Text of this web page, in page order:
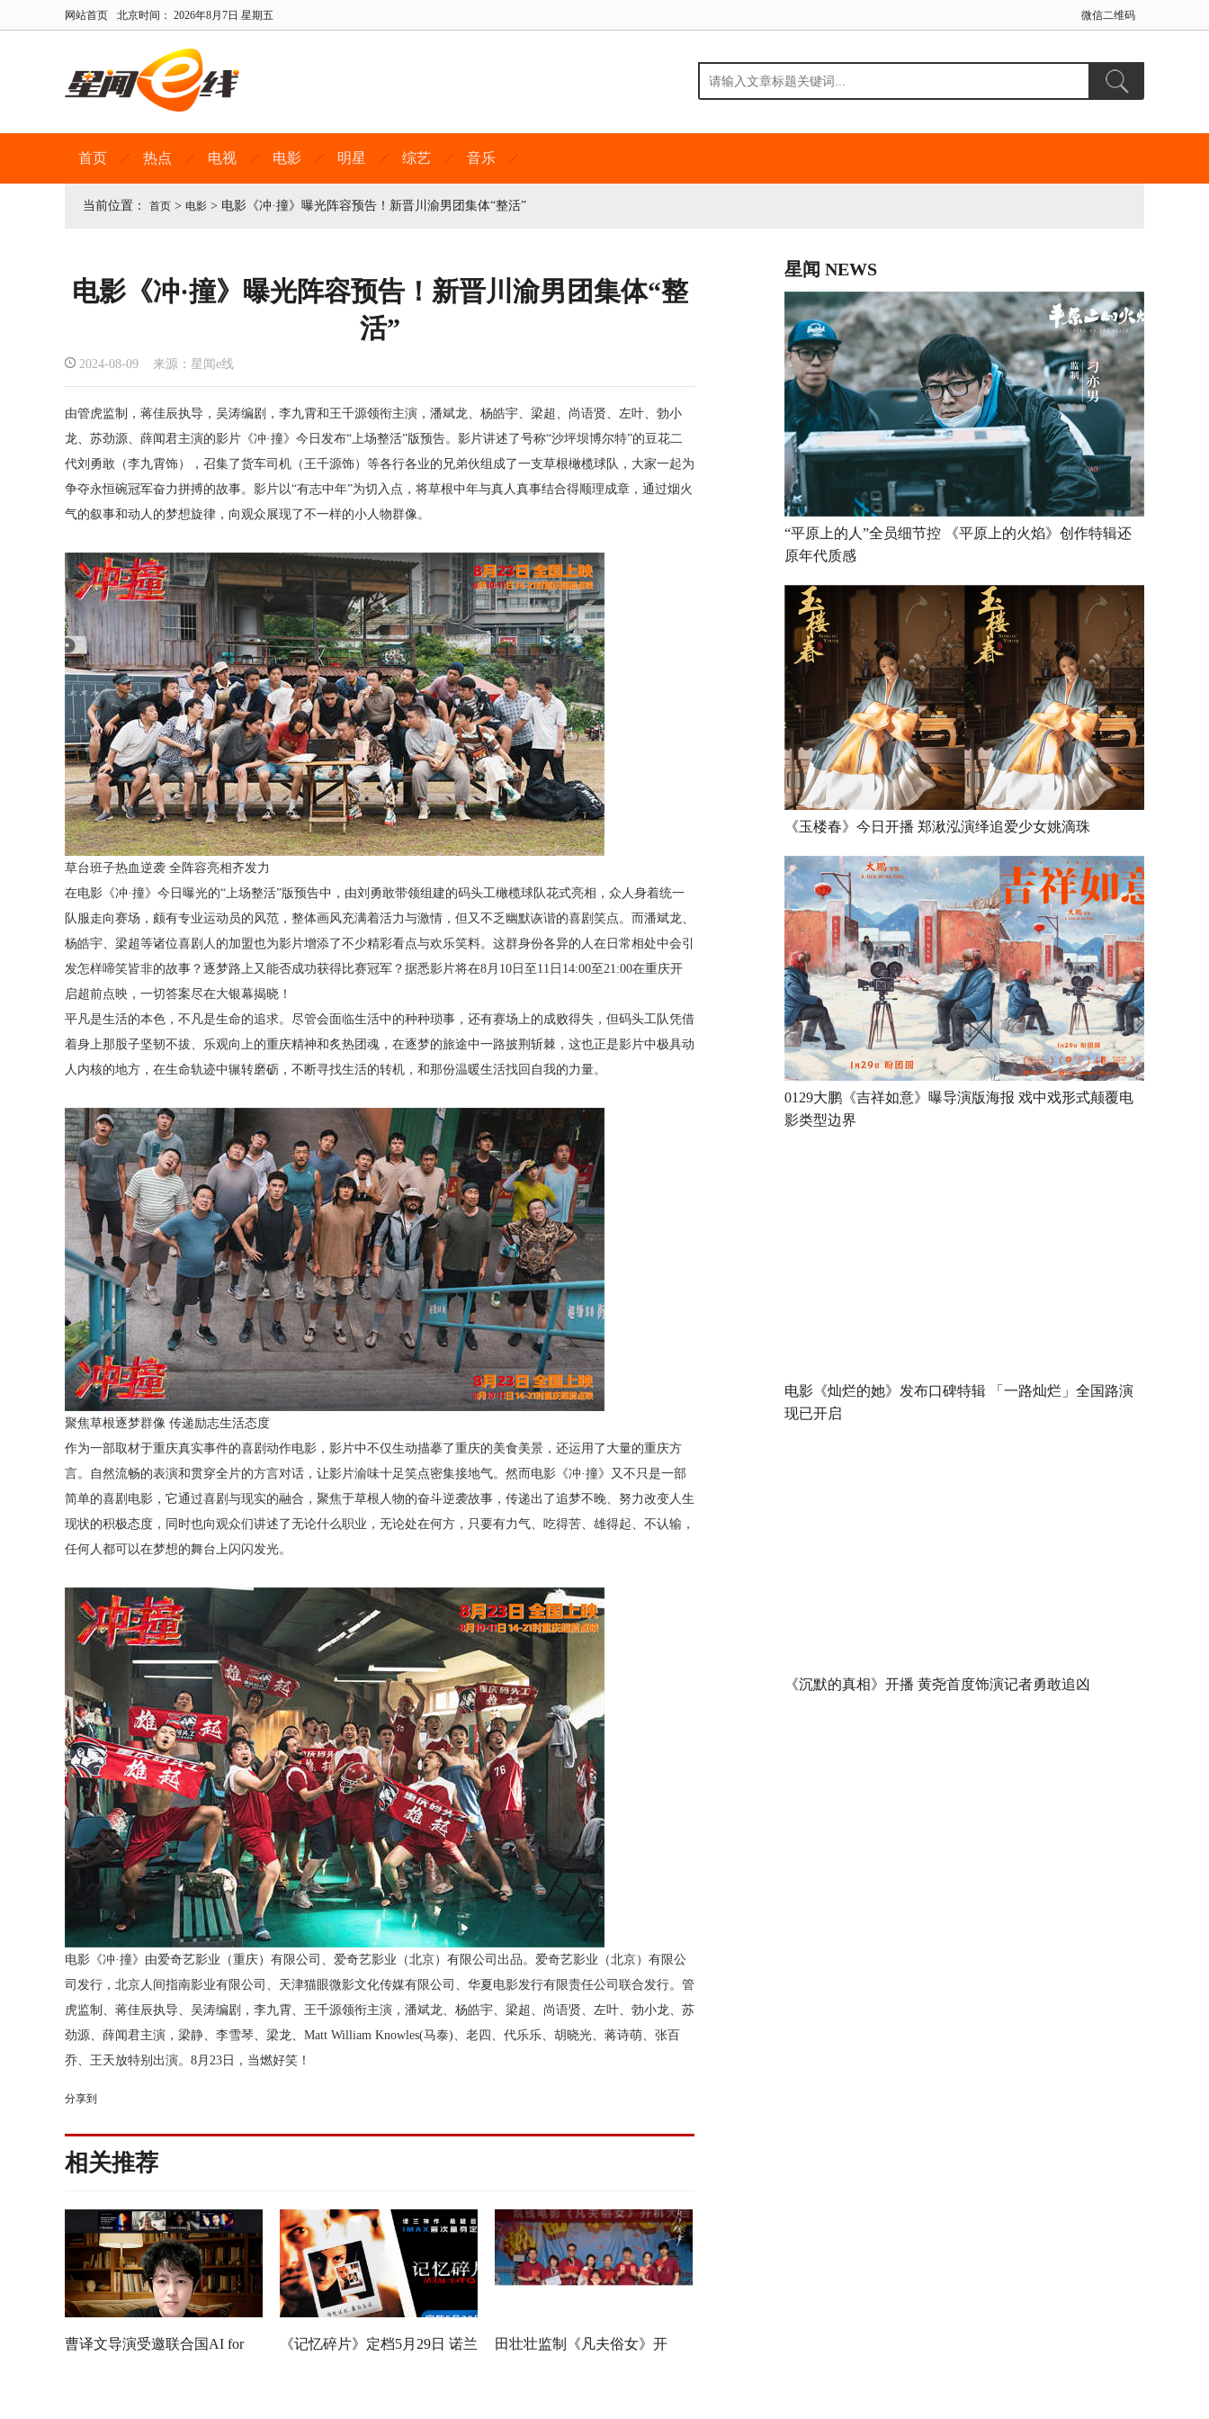
网站首页 北京时间： 2026年8月7日 星期五 微信二维码
首页 热点 电视 电影 明星 综艺 音乐
当前位置： 首页 > 电影 > 电影《冲·撞》曝光阵容预告！新晋川渝男团集体“整活”
电影《冲·撞》曝光阵容预告！新晋川渝男团集体“整
活”
2024-08-09 来源：星闻e线
由管虎监制，蒋佳辰执导，吴涛编剧，李九霄和王千源领衔主演，潘斌龙、杨皓宇、梁超、尚语贤、左叶、勃小
龙、苏劲源、薛闻君主演的影片《冲·撞》今日发布“上场整活”版预告。影片讲述了号称“沙坪坝博尔特”的豆花二
代刘勇敢（李九霄饰），召集了货车司机（王千源饰）等各行各业的兄弟伙组成了一支草根橄榄球队，大家一起为
争夺永恒碗冠军奋力拼搏的故事。影片以“有志中年”为切入点，将草根中年与真人真事结合得顺理成章，通过烟火
气的叙事和动人的梦想旋律，向观众展现了不一样的小人物群像。
草台班子热血逆袭 全阵容亮相齐发力
在电影《冲·撞》今日曝光的“上场整活”版预告中，由刘勇敢带领组建的码头工橄榄球队花式亮相，众人身着统一
队服走向赛场，颇有专业运动员的风范，整体画风充满着活力与激情，但又不乏幽默诙谐的喜剧笑点。而潘斌龙、
杨皓宇、梁超等诸位喜剧人的加盟也为影片增添了不少精彩看点与欢乐笑料。这群身份各异的人在日常相处中会引
发怎样啼笑皆非的故事？逐梦路上又能否成功获得比赛冠军？据悉影片将在8月10日至11日14:00至21:00在重庆开
启超前点映， 一切答案尽在大银幕揭晓！
平凡是生活的本色，不凡是生命的追求。尽管会面临生活中的种种琐事，还有赛场上的成败得失，但码头工队凭借
着身上那股子坚韧不拔、乐观向上的重庆精神和炙热团魂，在逐梦的旅途中一路披荆斩棘，这也正是影片中极具动
人内核的地方，在生命轨迹中辗转磨砺，不断寻找生活的转机，和那份温暖生活找回自我的力量。
聚焦草根逐梦群像 传递励志生活态度
作为一部取材于重庆真实事件的喜剧动作电影，影片中不仅生动描摹了重庆的美食美景，还运用了大量的重庆方
言。自然流畅的表演和贯穿全片的方言对话，让影片渝味十足笑点密集接地气。然而电影《冲·撞》又不只是一部
简单的喜剧电影，它通过喜剧与现实的融合，聚焦于草根人物的奋斗逆袭故事，传递出了追梦不晚、努力改变人生
现状的积极态度，同时也向观众们讲述了无论什么职业，无论处在何方，只要有力气、 吃得苦、 雄得起、 不认输 ，
任何人都可以在梦想的舞台上闪闪发光。
电影《冲·撞》由爱奇艺影业（重庆）有限公司、爱奇艺影业（北京）有限公司出品。 爱奇艺影业（北京）有限公
司发行，北京人间指南影业有限公司、天津猫眼微影文化传媒有限公司、华夏电影发行有限责任公司联合发行。管
虎监制、蒋佳辰执导、吴涛编剧，李九霄、王千源领衔主演，潘斌龙、杨皓宇、梁超、尚语贤、左叶、勃小龙、苏
劲源、薛闻君主演， 梁静、 李雪琴、 梁龙、 Matt William Knowles(马泰)、 老四 、 代乐乐、 胡晓光、 蒋诗萌、 张百
乔、 王天放特别出演。 8月23日，当燃好笑！
分享到
相关推荐
曹译文导演受邀联合国AI for 《记忆碎片》定档5月29日 诺兰 田壮壮监制《凡夫俗女》开
星闻 NEWS
“平原上的人”全员细节控 《平原上的火焰》创作特辑还
原年代质感
《玉楼春》今日开播 郑湫泓演绎追爱少女姚滴珠
0129大鹏《吉祥如意》曝导演版海报 戏中戏形式颠覆电
影类型边界
电影《灿烂的她》发布口碑特辑 「一路灿烂」全国路演
现已开启
《沉默的真相》开播 黄尧首度饰演记者勇敢追凶